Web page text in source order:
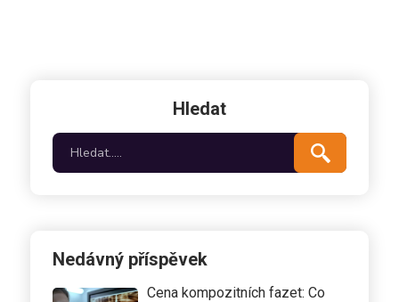
Hledat
Nedávný příspěvek
Cena kompozitních fazet: Co